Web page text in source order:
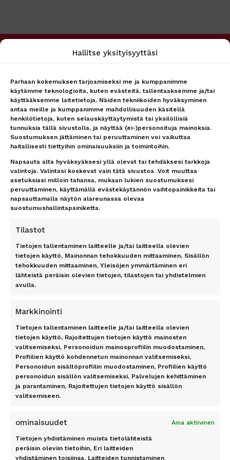
Hallitse yksityisyyttäsi
Parhaan kokemuksen tarjoamiseksi me ja kumppanimme
käytämme teknologioita, kuten evästeitä, tallentaaksemme ja/tai
käyttääksemme laitetietoja. Näiden tekniikoiden hyväksyminen
antaa meille ja kumppanimme mahdollisuuden käsitellä
henkilötietoja, kuten selauskäyttäytymistä tai yksilöllisiä
tunnuksia tällä sivustolla, ja näyttää (ei-)personoituja mainoksia.
Suostumuksen jättäminen tai peruuttaminen voi vaikuttaa
haitallisesti tiettyihin ominaisuuksiin ja toimintoihin.
Napsauta alta hyväksyäksesi yllä olevat tai tehdäksesi tarkkoja
valintoja. Valintasi koskevat vain tätä sivustoa. Voit muuttaa
asetuksiasi milloin tahansa, mukaan lukien suostumuksesi
peruuttaminen, käyttämällä evästekäytännön vaihtopainikkeita tai
napsauttamalla näytön alareunassa olevaa
suostumushallintapainiketta.
Tilastot
Tietojen tallentaminen laitteelle ja/tai laitteella olevien
tietojen käyttö, Mainonnan tehokkuuden mittaaminen, Sisällön
tehokkuuden mittaaminen, Yleisöjen ymmärtäminen eri
lähteistä peräisin olevien tietojen, tilastojen tai yhdistelmien
avulla.
Markkinointi
Tietojen tallentaminen laitteelle ja/tai laitteella olevien
tietojen käyttö, Rajoitettujen tietojen käyttö mainosten
valitsemiseksi, Personoidun mainosprofiilin muodostaminen,
Profiilien käyttö kohdennetun mainonnan valitsemiseksi,
Personoidun sisältöprofiilin muodostaminen, Profiilien käyttö
personoidun sisällön valitsemiseksi, Palvelujen kehittäminen
ja parantaminen, Rajoitettujen tietojen käyttö sisällön
valitsemiseen.
ominaisuudet Aina aktiivinen
Tietojen yhdistäminen muista tietolähteistä
peräisin oleviin tietoihin, Eri laitteiden
yhdistäminen toisiinsa, Laitteiden tunnistaminen
Lento + hotelli
Lennot
Hotellit
Lähetä tarjouspyyntö
lennoista/hotellista –
vastaamme nopeasti
Lentokenttäkuljetus
Matkatavarat
Lentokenttäpysäköinti
Lounge-palvelut
Lahjakortti
Matkarahoitus
Uutiskirje
MATKAPÖRSSI
Asiakaspalvelu
Ryhmämyynti
Lähetä tarjouspyyntö
lennoista/hotellista –
vastaamme nopeasti
Uutiset
Matkaehdot
Yhteystiedot / Contact details
Tietosuojailmoitus
Rekisteriseloste
Evästeet
TOP 11 RANTA
Antalyan rannikko, Alanya,
Antalya, Side, Kemer, Belek
Costa del Sol
Florida
Gran Canaria
Kreeta
Kypros
Mallorca
Phuket
Rodos
Teneriffa
TOP 7 KAUPUNKI
Amsterdam
Berliini
Riika
Rooma
TILAA UUTISKIRJE